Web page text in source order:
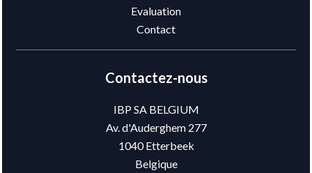
Evaluation
Contact
Contactez-nous
IBP SA BELGIUM
Av. d'Auderghem 277
1040Etterbeek
Belgique